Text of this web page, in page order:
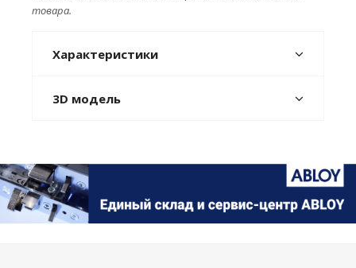
товара.
Характеристики
3D модель